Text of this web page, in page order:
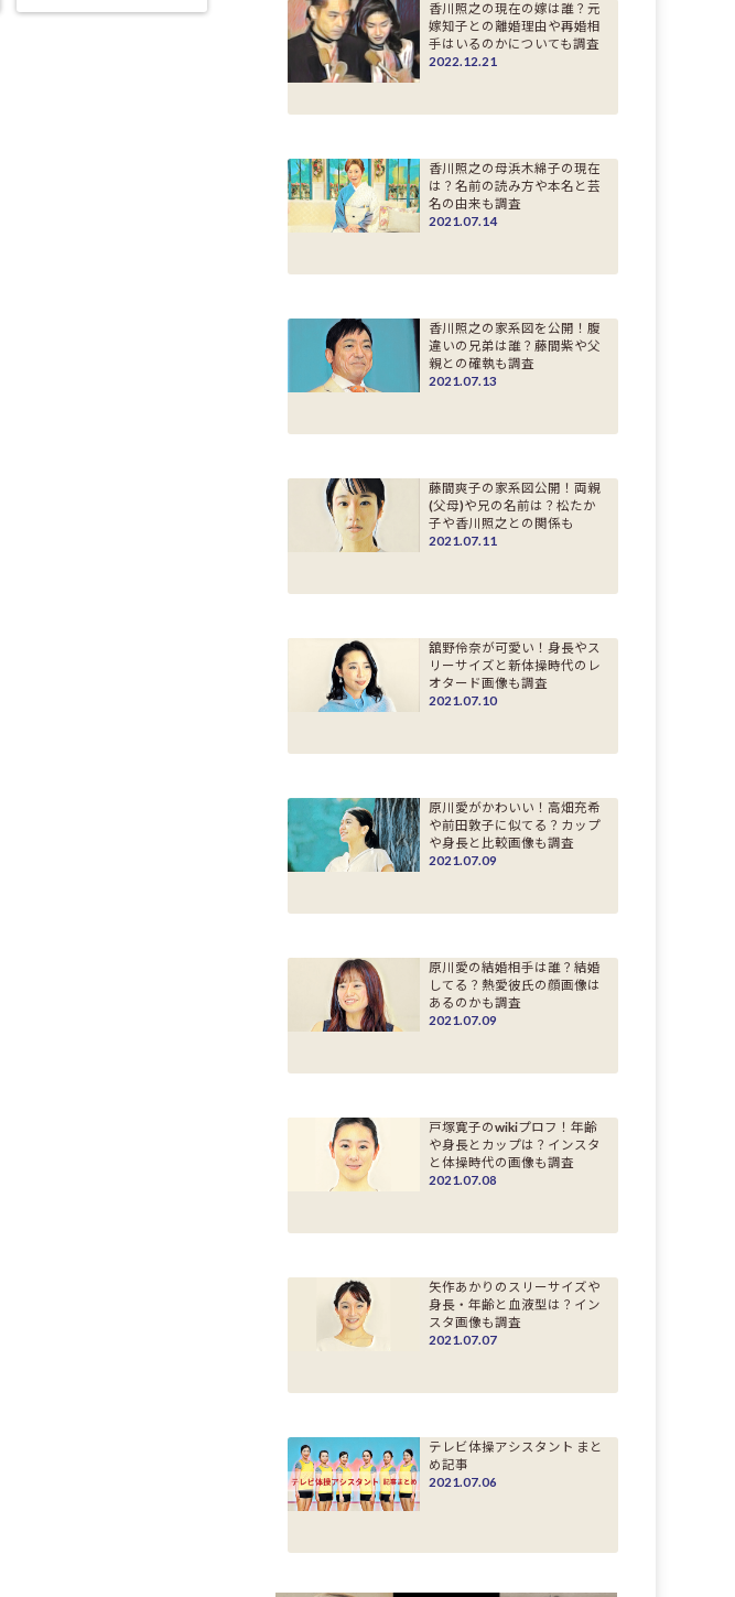
香川照之の現在の嫁は誰？元
嫁知子との離婚理由や再婚相
手はいるのかについても調査
2022.12.21
香川照之の母浜木綿子の現在
は？名前の読み方や本名と芸
名の由来も調査
2021.07.14
香川照之の家系図を公開！腹
違いの兄弟は誰？藤間紫や父
親との確執も調査
2021.07.13
藤間爽子の家系図公開！両親
(父母)や兄の名前は？松たか
子や香川照之との関係も
2021.07.11
舘野伶奈が可愛い！身長やス
リーサイズと新体操時代のレ
オタード画像も調査
2021.07.10
原川愛がかわいい！高畑充希
や前田敦子に似てる？カップ
や身長と比較画像も調査
2021.07.09
原川愛の結婚相手は誰？結婚
してる？熱愛彼氏の顔画像は
あるのかも調査
2021.07.09
戸塚寛子のwikiプロフ！年齢
や身長とカップは？インスタ
と体操時代の画像も調査
2021.07.08
矢作あかりのスリーサイズや
身長・年齢と血液型は？イン
スタ画像も調査
2021.07.07
テレビ体操アシスタント まと
め記事
2021.07.06